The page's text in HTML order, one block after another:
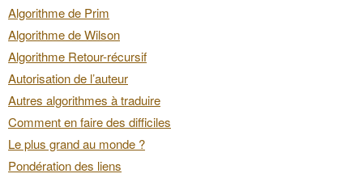
Algorithme de Prim
Algorithme de Wilson
Algorithme Retour-récursif
Autorisation de l’auteur
Autres algorithmes à traduire
Comment en faire des difficiles
Le plus grand au monde ?
Pondération des liens